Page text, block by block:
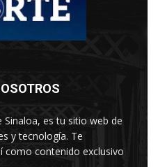
Sinaloa, es tu sitio web de
y tecnología. Te
como contenido exclusivo